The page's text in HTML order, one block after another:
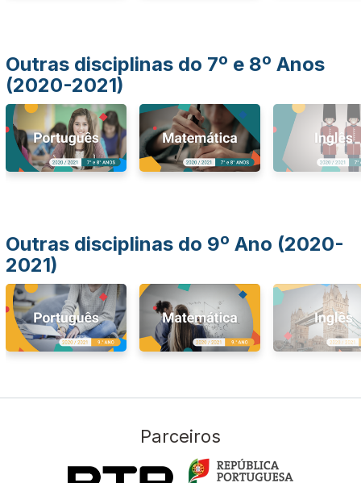
Outras disciplinas do 7º e 8º Anos
(2020-2021)
Outras disciplinas do 9º Ano (2020-
2021)
Parceiros